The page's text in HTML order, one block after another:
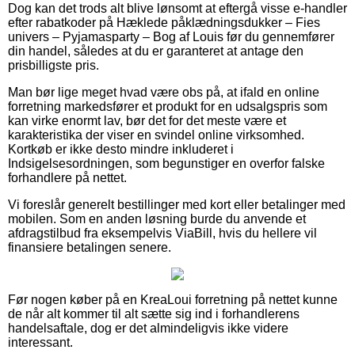
Dog kan det trods alt blive lønsomt at eftergå visse e-handler
efter rabatkoder på Hæklede påklædningsdukker – Fies
univers – Pyjamasparty – Bog af Louis før du gennemfører
din handel, således at du er garanteret at antage den
prisbilligste pris.
Man bør lige meget hvad være obs på, at ifald en online
forretning markedsfører et produkt for en udsalgspris som
kan virke enormt lav, bør det for det meste være et
karakteristika der viser en svindel online virksomhed.
Kortkøb er ikke desto mindre inkluderet i
Indsigelsesordningen, som begunstiger en overfor falske
forhandlere på nettet.
Vi foreslår generelt bestillinger med kort eller betalinger med
mobilen. Som en anden løsning burde du anvende et
afdragstilbud fra eksempelvis ViaBill, hvis du hellere vil
finansiere betalingen senere.
Før nogen køber på en KreaLoui forretning på nettet kunne
de når alt kommer til alt sætte sig ind i forhandlerens
handelsaftale, dog er det almindeligvis ikke videre
interessant.